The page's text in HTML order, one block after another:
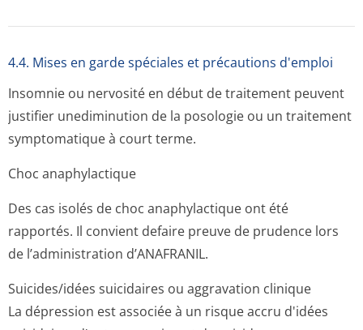
4.4. Mises en garde spéciales et précautions d'emploi
Insomnie ou nervosité en début de traitement peuvent
justifier unediminution de la posologie ou un traitement
symptomatique à court terme.
Choc anaphylactique
Des cas isolés de choc anaphylactique ont été
rapportés. Il convient defaire preuve de prudence lors
de l’administration d’ANAFRANIL.
Suicides/idées suicidaires ou aggravation clinique
La dépression est associée à un risque accru d'idées